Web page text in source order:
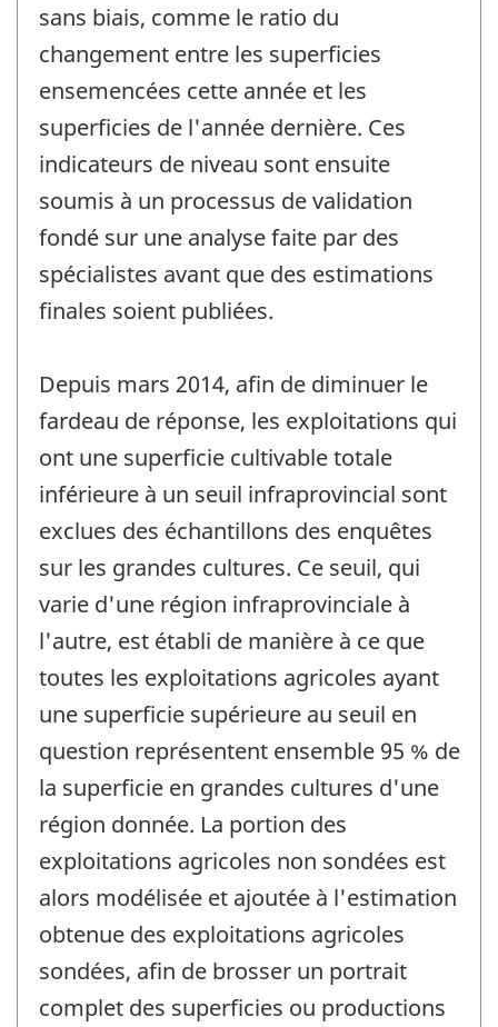
sans biais, comme le ratio du
changement entre les superficies
ensemencées cette année et les
superficies de l'année dernière. Ces
indicateurs de niveau sont ensuite
soumis à un processus de validation
fondé sur une analyse faite par des
spécialistes avant que des estimations
finales soient publiées.
Depuis mars 2014, afin de diminuer le
fardeau de réponse, les exploitations qui
ont une superficie cultivable totale
inférieure à un seuil infraprovincial sont
exclues des échantillons des enquêtes
sur les grandes cultures. Ce seuil, qui
varie d'une région infraprovinciale à
l'autre, est établi de manière à ce que
toutes les exploitations agricoles ayant
une superficie supérieure au seuil en
question représentent ensemble 95 % de
la superficie en grandes cultures d'une
région donnée. La portion des
exploitations agricoles non sondées est
alors modélisée et ajoutée à l'estimation
obtenue des exploitations agricoles
sondées, afin de brosser un portrait
complet des superficies ou productions